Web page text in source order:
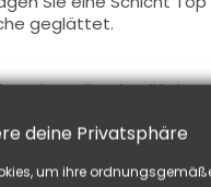
geglättet.
dass die
ist, bevor Sie die
Aufkleber
deine Privatsphäre
um ihre